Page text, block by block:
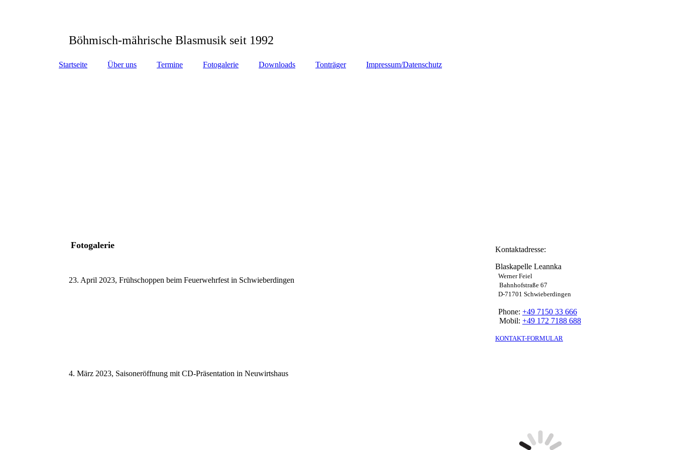
Böhmisch-mährische Blasmusik seit 1992
Startseite Über uns Termine Fotogalerie Downloads Tonträger Impressum/Datenschutz
Fotogalerie
23. April 2023, Frühschoppen beim Feuerwehrfest in Schwieberdingen
4. März 2023, Saisoneröffnung mit CD-Präsentation in Neuwirtshaus
Kontaktadresse:
Blaskapelle Leannka
Werner Feiel
Bahnhofstraße 67
D-71701 Schwieberdingen
Phone: +49 7150 33 666
Mobil: +49 172 7188 688
KONTAKT-FORMULAR